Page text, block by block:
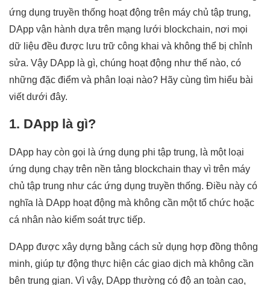
ứng dụng truyền thống hoạt động trên máy chủ tập trung,
DApp vận hành dựa trên mạng lưới blockchain, nơi mọi
dữ liệu đều được lưu trữ công khai và không thể bị chỉnh
sửa. Vậy DApp là gì, chúng hoạt động như thế nào, có
những đặc điểm và phân loại nào? Hãy cùng tìm hiểu bài
viết dưới đây.
1. DApp là gì?
DApp hay còn gọi là ứng dụng phi tập trung, là một loại
ứng dụng chạy trên nền tảng blockchain thay vì trên máy
chủ tập trung như các ứng dụng truyền thống. Điều này có
nghĩa là DApp hoạt động mà không cần một tổ chức hoặc
cá nhân nào kiểm soát trực tiếp.
DApp được xây dựng bằng cách sử dụng hợp đồng thông
minh, giúp tự động thực hiện các giao dịch mà không cần
bên trung gian. Vì vậy, DApp thường có độ an toàn cao,